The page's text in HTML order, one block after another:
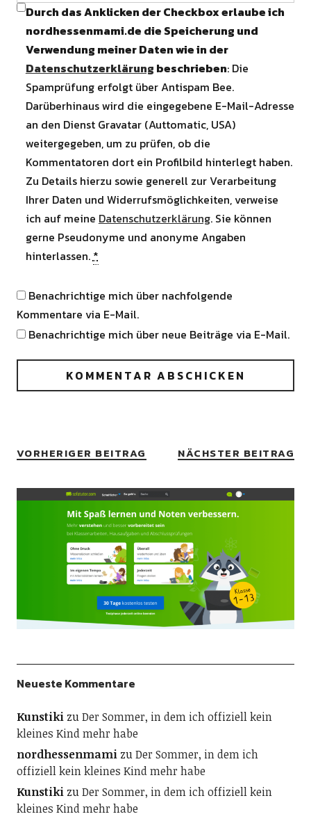
Durch das Anklicken der Checkbox erlaube ich
nordhessenmami.de die Speicherung und
Verwendung meiner Daten wie in der
Datenschutzerklärung beschrieben: Die
Spamprüfung erfolgt über Antispam Bee.
Darüberhinaus wird die eingegebene E-Mail-Adresse
an den Dienst Gravatar (Auttomatic, USA)
weitergegeben, um zu prüfen, ob die
Kommentatoren dort ein Profilbild hinterlegt haben.
Zu Details hierzu sowie generell zur Verarbeitung
Ihrer Daten und Widerrufsmöglichkeiten, verweise
ich auf meine Datenschutzerklärung. Sie können
gerne Pseudonyme und anonyme Angaben
hinterlassen.*
Benachrichtige mich über nachfolgende
Kommentare via E-Mail.
Benachrichtige mich über neue Beiträge via E-Mail.
VORHERIGER BEITRAG NÄCHSTER BEITRAG
Neueste Kommentare
KunstikizuDer Sommer, in dem ich offiziell kein
kleines Kind mehr habe
nordhessenmamizuDer Sommer, in dem ich
offiziell kein kleines Kind mehr habe
KunstikizuDer Sommer, in dem ich offiziell kein
kleines Kind mehr habe